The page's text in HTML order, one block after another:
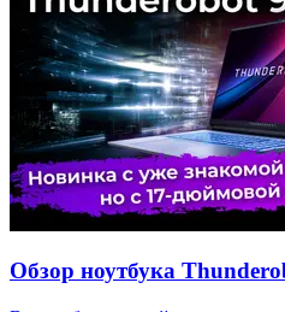
Обзор ноутбука